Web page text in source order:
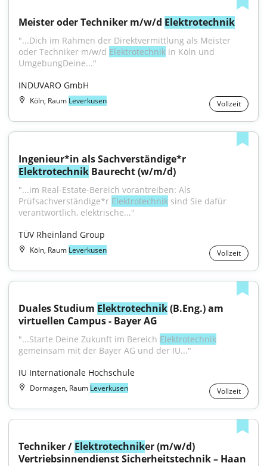
Meister oder Techniker m/w/d Elektrotechnik
"...Dich im Rahmen der Direktvermittlung als Meister
oder Techniker m/w/d Elektrotechnik in Köln und
UmgebungDeine..."
INDUVARO GmbH
Köln, Raum Leverkusen Vollzeit
Elektrotechnik Baurecht (w/m/d)
"...im Real-Estate-Bereich vorantreiben: Als
Prüfsachverständige*r Elektrotechnik sind Sie dafür
verantwortlich, elektrische..."
TÜV Rheinland Group
Köln, Raum Leverkusen Vollzeit
Duales Studium Elektrotechnik (B.Eng.) am
virtuellen Campus - Bayer AG
"...Starte Deine Zukunft im Bereich Elektrotechnik
gemeinsam mit der Bayer AG und der IU..."
IU Internationale Hochschule
Dormagen, Raum Leverkusen Vollzeit
Techniker / Elektrotechniker (m/w/d)
Vertriebsinnendienst Sicherheitstechnik – Haan